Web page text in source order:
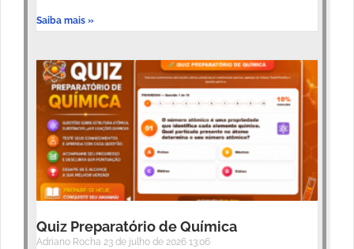
Saiba mais »
Quiz Preparatório de Química
Adriano Rocha 23 de julho de 2026 13:06